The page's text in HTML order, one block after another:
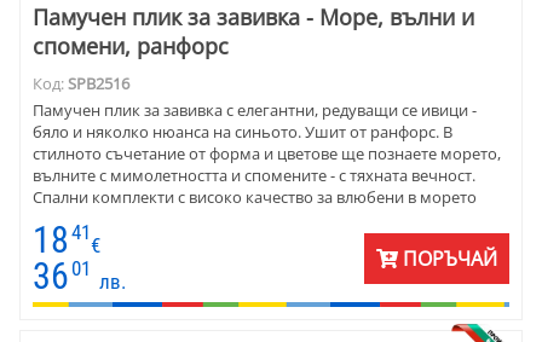
Памучен плик за завивка - Море, вълни и
спомени, ранфорс
Код:SPB2516
Памучен плик за завивка с елегантни, редуващи се ивици -
бяло и няколко нюанса на синьото. Ушит от ранфорс. В
стилното съчетание от форма и цветове ще познаете морето,
вълните с мимолетността и спомените - с тяхната вечност.
Спални комплекти с високо качество за влюбени в морето
18 41
€
36 01
лв.
ПОРЪЧАЙ